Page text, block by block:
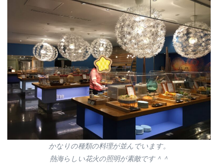
かなりの種類の料理が並んでいます。
熱海らしい花火の照明が素敵です＾＾